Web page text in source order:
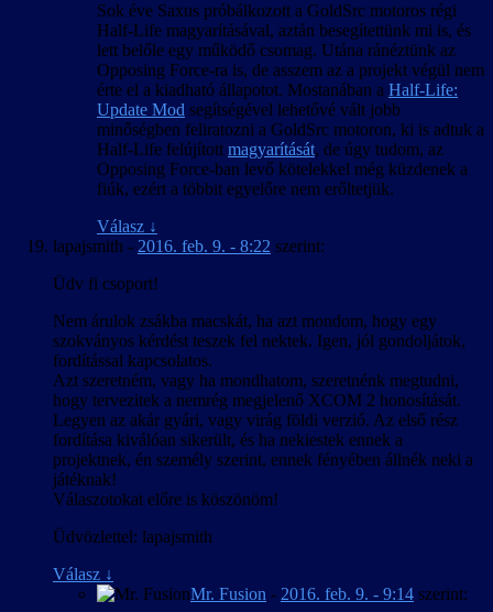
Sok éve Saxus próbálkozott a GoldSrc motoros régi
Half-Life magyarításával, aztán besegítettünk mi is, és
lett belőle egy működő csomag. Utána ránéztünk az
Opposing Force-ra is, de asszem az a projekt végül nem
érte el a kiadható állapotot. Mostanában a Half-Life:
Update Mod segítségével lehetővé vált jobb
minőségben feliratozni a GoldSrc motoron, ki is adtuk a
Half-Life felújított magyarítását, de úgy tudom, az
Opposing Force-ban levő kötelekkel még küzdenek a
fiúk, ezért a többit egyelőre nem erőltetjük.
Válasz ↓
lapajsmith - 2016. feb. 9. - 8:22 szerint:
Üdv fi csoport!
Nem árulok zsákba macskát, ha azt mondom, hogy egy
szokványos kérdést teszek fel nektek. Igen, jól gondoljátok,
fordítással kapcsolatos.
Azt szeretném, vagy ha mondhatom, szeretnénk megtudni,
hogy tervezitek a nemrég megjelenő XCOM 2 honosítását.
Legyen az akár gyári, vagy virág földi verzió. Az első rész
fordítása kiválóan sikerült, és ha nekiestek ennek a
projektnek, én személy szerint, ennek fényében állnék neki a
játéknak!
Válaszotokat előre is köszönöm!
Üdvözlettel: lapajsmith
Válasz ↓
Mr. Fusion - 2016. feb. 9. - 9:14 szerint: